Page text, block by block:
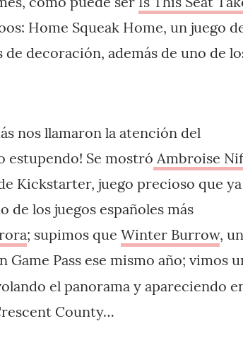
Home Squeak Home, un juego
decoración, además de uno de
nos llamaron la atención del
estupendo! Se mostró Ambroise
Kickstarter, juego precioso que ya
los juegos españoles más
; supimos que Winter Burrow, un
Pass ese mismo año; vimos
el panorama y apareciendo
County…